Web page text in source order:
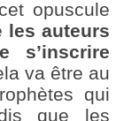
opuscule
les auteurs
s’inscrire
va être au
qui
que les